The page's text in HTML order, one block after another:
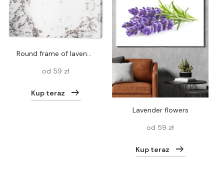
round frame of lavender flowers
od 59 zł
Kup teraz
Lavender flowers
od 59 zł
Kup teraz